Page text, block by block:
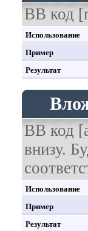
BB код
Использование
Пример
Результат
BB код
внизу.
Использование
Пример
Результат